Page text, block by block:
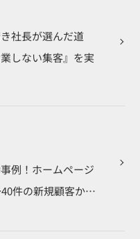
社長が選んだ道
しない集客』を実
例！ホームページ
件の新規顧客か…